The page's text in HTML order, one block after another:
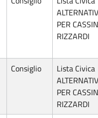
PER
RIZZARDI
Consiglio
Lista Civica
PER
RIZZARDI